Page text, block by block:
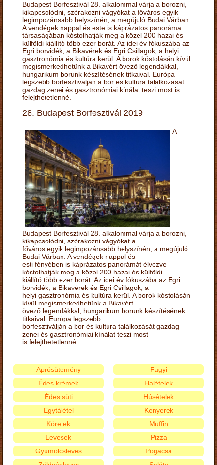
Budapest Borfesztivál 28. alkalommal várja a borozni,
kikapcsolódni, szórakozni vágyókat a főváros egyik
legimpozánsabb helyszínén, a megújuló Budai Várban.
A vendégek nappal és este is káprázatos panoráma
társaságában kóstolhatják meg a közel 200 hazai és
külföldi kiállító több ezer borát. Az idei év fókuszába az
Egri borvidék, a Bikavérek és Egri Csillagok, a helyi
gasztronómia és kultúra kerül. A borok kóstolásán kívül
megismerkedhetünk a Bikavért övező legendákkal,
hungarikum borunk készítésének titkaival. Európa
legszebb borfesztiválján a bor és kultúra találkozását
gazdag zenei és gasztronómiai kínálat teszi most is
felejthetetlenné.
28. Budapest Borfesztivál 2019
A
Budapest Borfesztivál 28. alkalommal várja a borozni,
kikapcsolódni, szórakozni vágyókat a
főváros egyik legimpozánsabb helyszínén, a megújuló
Budai Várban. A vendégek nappal és
esti fényében is káprázatos panorámát élvezve
kóstolhatják meg a közel 200 hazai és külföldi
kiállító több ezer borát. Az idei év fókuszába az Egri
borvidék, a Bikavérek és Egri Csillagok, a
helyi gasztronómia és kultúra kerül. A borok kóstolásán
kívül megismerkedhetünk a Bikavért
övező legendákkal, hungarikum borunk készítésének
titkaival. Európa legszebb
borfesztiválján a bor és kultúra találkozását gazdag
zenei és gasztronómiai kínálat teszi most
is felejthetetlenné.
Aprósütemény
Édes krémek
Édes süti
Egytálétel
Fagyi
Halételek
Húsételek
Kenyerek
Köretek
Levesek
Gyümölcsleves
Muffin
Pizza
Pogácsa